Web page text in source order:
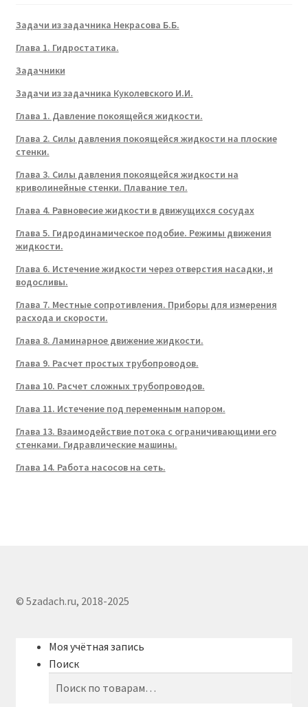
Задачи из задачника Некрасова Б.Б.
Глава 1. Гидростатика.
Задачники
Задачи из задачника Куколевского И.И.
Глава 1. Давление покоящейся жидкости.
Глава 2. Силы давления покоящейся жидкости на плоские
стенки.
Глава 3. Силы давления покоящейся жидкости на
криволинейные стенки. Плавание тел.
Глава 4. Равновесие жидкости в движущихся сосудах
Глава 5. Гидродинамическое подобие. Режимы движения
жидкости.
Глава 6. Истечение жидкости через отверстия насадки, и
водосливы.
Глава 7. Местные сопротивления. Приборы для измерения
расхода и скорости.
Глава 8. Ламинарное движение жидкости.
Глава 9. Расчет простых трубопроводов.
Глава 10. Расчет сложных трубопроводов.
Глава 11. Истечение под переменным напором.
Глава 13. Взаимодействие потока с ограничивающими его
стенками. Гидравлические машины.
Глава 14. Работа насосов на сеть.
© 5zadach.ru, 2018-2025
Моя учётная запись
Поиск